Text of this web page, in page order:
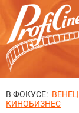
В ФОКУСЕ:
КИНОБИЗНЕС